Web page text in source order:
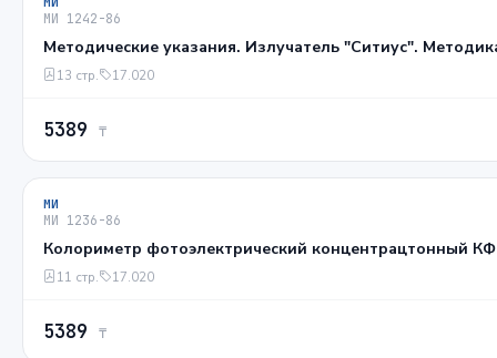
МИ 1242-86
Методические указания. Излучатель "Ситиус".
13 стр. 17.020
5389 ₸
МИ
МИ 1236-86
Колориметр фотоэлектрический концентрацтонный
11 стр. 17.020
5389 ₸